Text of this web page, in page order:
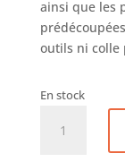
ainsi que les
outils ni colle
En stock